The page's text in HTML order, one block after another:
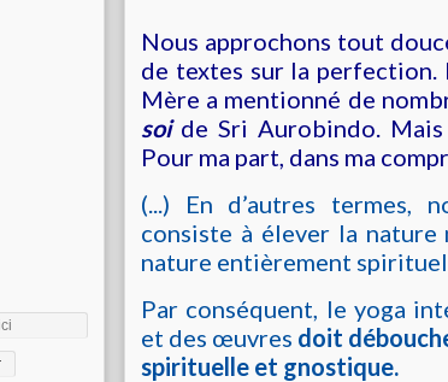
Nous approchons tout
de textes sur la perfection.
Mère a mentionné de
soide Sri Aurobindo.
Pour ma part, dans ma
(...) En d’autres termes,
consiste à élever la
nature entièrement
Par conséquent, le yoga
et des œuvres doit
spirituelle et gnostique.